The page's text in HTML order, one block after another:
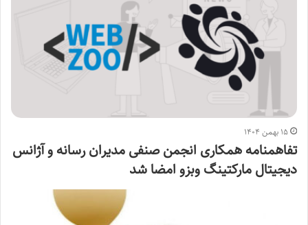
۱۵ بهمن ۱۴۰۴
تفاهمنامه همکاری انجمن صنفی مدیران رسانه و آژانس
دیجیتال مارکتینگ وبزو امضا شد